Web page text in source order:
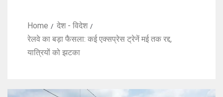
Home
देश - विदेश
रेलवे का बड़ा फैसला: कई एक्सप्रेस ट्रेनें मई तक रद्द,
यात्रियों को झटका